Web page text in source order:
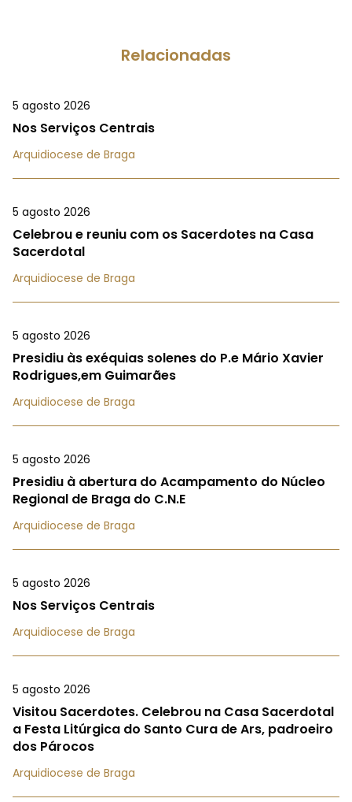
Relacionadas
5 agosto 2026
Nos Serviços Centrais
Arquidiocese de Braga
5 agosto 2026
Celebrou e reuniu com os Sacerdotes na Casa
Sacerdotal
Arquidiocese de Braga
5 agosto 2026
Presidiu às exéquias solenes do P.e Mário Xavier
Rodrigues,em Guimarães
Arquidiocese de Braga
5 agosto 2026
Presidiu à abertura do Acampamento do Núcleo
Regional de Braga do C.N.E
Arquidiocese de Braga
5 agosto 2026
Nos Serviços Centrais
Arquidiocese de Braga
5 agosto 2026
Visitou Sacerdotes. Celebrou na Casa Sacerdotal
a Festa Litúrgica do Santo Cura de Ars, padroeiro
dos Párocos
Arquidiocese de Braga